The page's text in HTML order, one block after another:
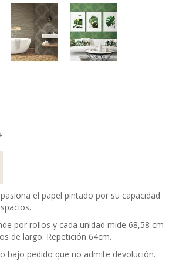
el papel pintado por su capacidad
por rollos y cada unidad mide 68,58 cm
de largo. Repetición 64cm.
bajo pedido que no admite devolución.